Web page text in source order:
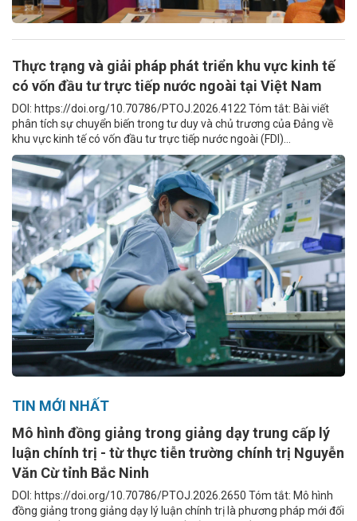
Thực trạng và giải pháp phát triển khu vực kinh tế
có vốn đầu tư trực tiếp nước ngoài tại Việt Nam
DOI: https://doi.org/10.70786/PTOJ.2026.4122 Tóm tắt: Bài viết
phân tích sự chuyển biến trong tư duy và chủ trương của Đảng về
khu vực kinh tế có vốn đầu tư trực tiếp nước ngoài (FDI)...
TIN MỚI NHẤT
Mô hình đồng giảng trong giảng dạy trung cấp lý
luận chính trị - từ thực tiễn trường chính trị Nguyễn
Văn Cừ tỉnh Bắc Ninh
DOI: https://doi.org/10.70786/PTOJ.2026.2650 Tóm tắt: Mô hình
đồng giảng trong giảng dạy lý luận chính trị là phương pháp mới đối